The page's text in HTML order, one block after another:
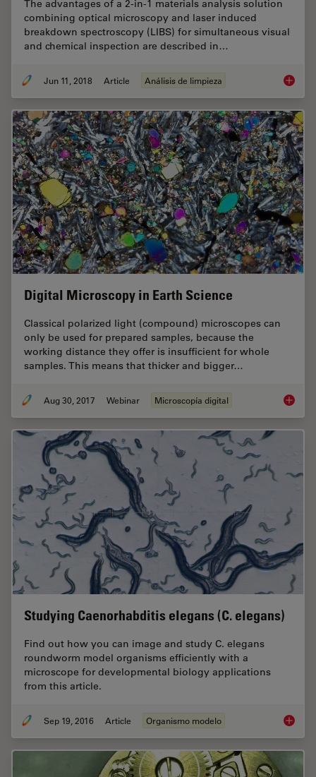
The advantages of a 2-in-1 materials analysis solution
combining optical microscopy and laser induced
breakdown spectroscopy (LIBS) for simultaneous visual
and chemical inspection are described in…
Jun 11, 2018 Article Análisis de limpieza See
Digital Microscopy in Earth Science
Classical polarized light (compound) microscopes can
only be used for prepared samples, because the
working distance they offer is insufficient for whole
samples. This means that thicker and bigger…
Aug 30, 2017 Webinar Microscopía digital Digital
Studying Caenorhabditis elegans (C. elegans)
Find out how you can image and study C. elegans
roundworm model organisms efficiently with a
microscope for developmental biology applications
from this article.
Sep 19, 2016 Article Organismo modelo